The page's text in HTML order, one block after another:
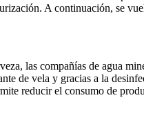
A continuación, se
las compañías de agua
de vela y gracias a la
reducir el consumo de